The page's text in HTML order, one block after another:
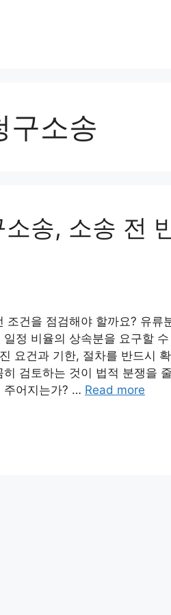
구소송
송, 소송 전
조건을 점검해야 할까요? 유류
정 비율의 상속분을 요구할
요건과 기한, 절차를 반드시
검토하는 것이 법적 분쟁을
주어지는가? … Read more